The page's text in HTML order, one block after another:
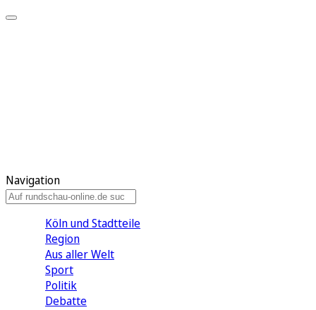
Navigation
Köln und Stadtteile
Region
Aus aller Welt
Sport
Politik
Debatte